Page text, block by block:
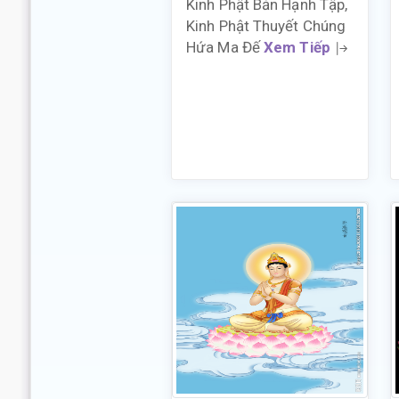
Kinh Phật Bản Hạnh Tập,
Kinh Phật Thuyết Chúng
Hứa Ma Đế Xem Tiếp